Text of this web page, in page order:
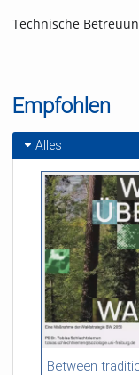
Technische
Empfohlen
Alles
54:13 duration